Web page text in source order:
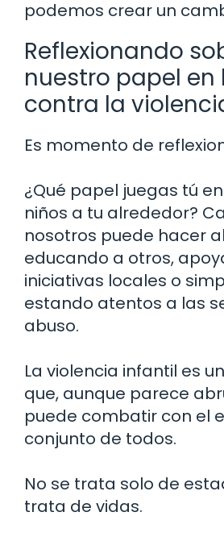
podemos crear un
Reflexionando
nuestro papel en
contra la
Es momento de
¿Qué papel juegas tú
niños a tu alrededor?
nosotros puede hacer
educando a otros,
iniciativas locales o
estando atentos a las
abuso.
La violencia infantil es
que, aunque parece
puede combatir con el
conjunto de todos.
No se trata solo de
trata de vidas.